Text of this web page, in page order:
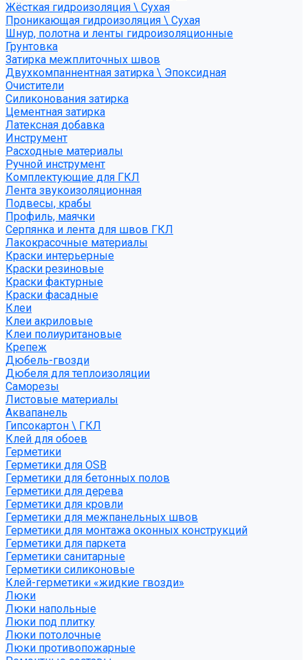
Жёсткая гидроизоляция \ Сухая
Проникающая гидроизоляция \ Сухая
Шнур, полотна и ленты гидроизоляционные
Грунтовка
Затирка межплиточных швов
Двухкомпаннентная затирка \ Эпоксидная
Очистители
Силиконования затирка
Цементная затирка
Латексная добавка
Инструмент
Расходные материалы
Ручной инструмент
Комплектующие для ГКЛ
Лента звукоизоляционная
Подвесы, крабы
Профиль, маячки
Серпянка и лента для швов ГКЛ
Лакокрасочные материалы
Краски интерьерные
Краски резиновые
Краски фактурные
Краски фасадные
Клеи
Клеи акриловые
Клеи полиуритановые
Крепеж
Дюбель-гвозди
Дюбеля для теплоизоляции
Саморезы
Листовые материалы
Аквапанель
Гипсокартон \ ГКЛ
Клей для обоев
Герметики
Герметики для OSB
Герметики для бетонных полов
Герметики для дерева
Герметики для кровли
Герметики для межпанельных швов
Герметики для монтажа оконных конструкций
Герметики для паркета
Герметики санитарные
Герметики силиконовые
Клей-герметики «жидкие гвозди»
Люки
Люки напольные
Люки под плитку
Люки потолочные
Люки противопожарные